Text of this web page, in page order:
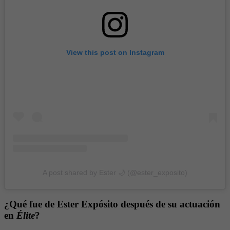
View this post on Instagram
¿Qué fue de Ester Expósito después de su actuación
en Élite?